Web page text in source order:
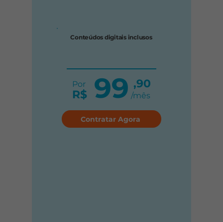
Conteúdos digitais inclusos
Por
R$ 99 ,90
/mês
Contratar Agora